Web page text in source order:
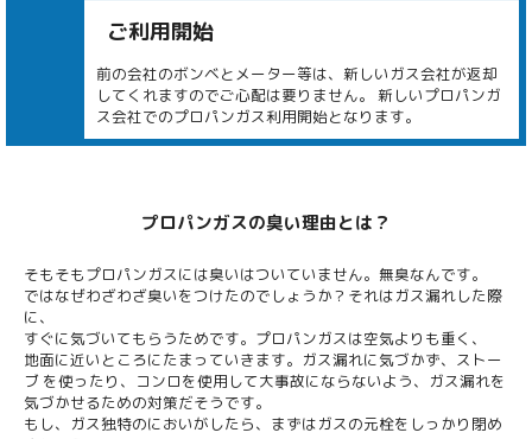
ご利用開始
前の会社のボンベとメーター等は、新しいガス会社が返却
してくれますのでご心配は要りません。 新しいプロパンガ
ス会社でのプロパンガス利用開始となります。
プロパンガスの臭い理由とは？
そもそもプロパンガスには臭いはついていません。無臭なんです。
ではなぜわざわざ臭いをつけたのでしょうか？それはガス漏れした際
に、
すぐに気づいてもらうためです。プロパンガスは空気よりも重く、
地面に近いところにたまっていきます。ガス漏れに気づかず、ストー
ブ を使ったり、コンロを使用して大事故にならないよう、ガス漏れを
気づかせるための対策だそうです。
もし、ガス独特のにおいがしたら、まずはガスの元栓をしっかり閉め